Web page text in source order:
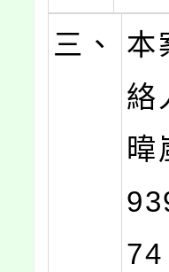
三、
本
絡
暐